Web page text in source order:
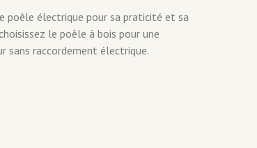
poêle électrique pour sa praticité et sa
le poêle à bois pour une
raccordement électrique.